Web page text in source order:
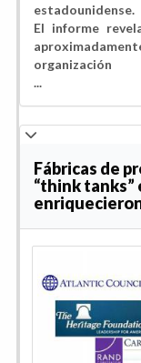
estadounidense.
El informe
organización
...
Fábricas de
“think